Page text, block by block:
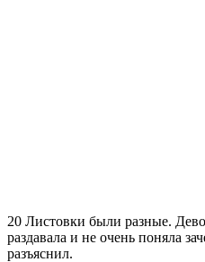
20 Листовки были разные.
раздавала и не очень поняла
разъяснил.